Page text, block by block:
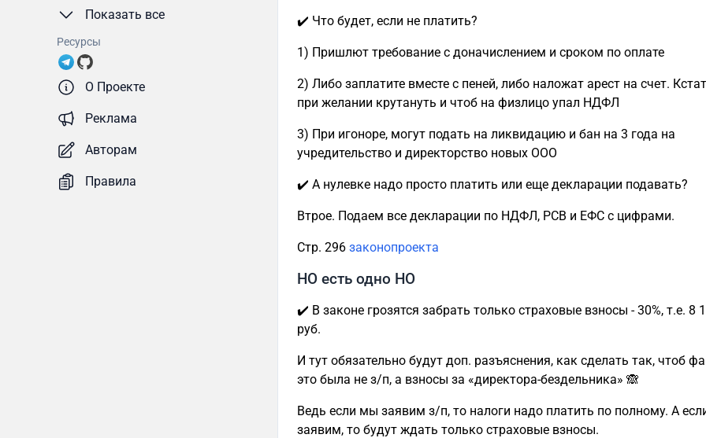
Показать все
Ресурсы
О Проекте
Реклама
Авторам
Правила
✔️ Что будет, если не платить?
1) Пришлют требование с доначислением и сроком по оплате
2) Либо заплатите вместе с пеней, либо наложат арест на счет.
при желании крутануть и чтоб на физлицо упал НДФЛ
3) При игоноре, могут подать на ликвидацию и бан на 3 года на
учредительство и директорство новых ООО
✔️ А нулевке надо просто платить или еще декларации подавать?
Втрое. Подаем все декларации по НДФЛ, РСВ и ЕФС с цифрами.
Стр. 296 законопроекта
НО есть одно НО
✔️ В законе грозятся забрать только страховые взносы - 30%, т.е. 8
руб.
И тут обязательно будут доп. разъяснения, как сделать так, чтоб
это была не з/п, а взносы за «директора-бездельника» 🙈
Ведь если мы заявим з/п, то налоги надо платить по полному. А
заявим, то будут ждать только страховые взносы.